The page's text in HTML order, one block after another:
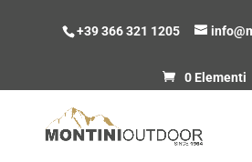
+39 366 321 1205
0 Elementi